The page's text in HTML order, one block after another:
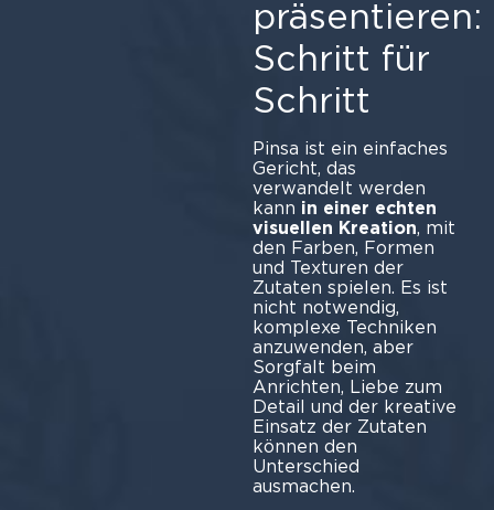
präsentieren:
Schritt für
Schritt
Pinsa ist ein einfaches
Gericht, das
verwandelt werden
kann in einer echten
visuellen Kreation, mit
den Farben, Formen
und Texturen der
Zutaten spielen. Es ist
nicht notwendig,
komplexe Techniken
anzuwenden, aber
Sorgfalt beim
Anrichten, Liebe zum
Detail und der kreative
Einsatz der Zutaten
können den
Unterschied
ausmachen.